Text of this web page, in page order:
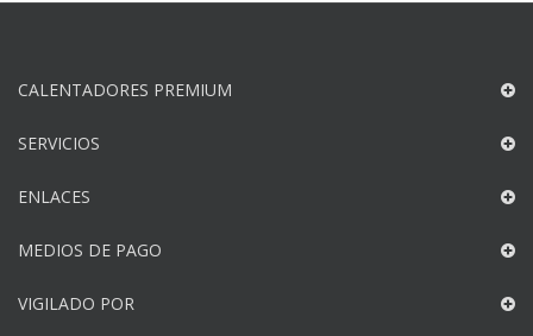
CALENTADORES PREMIUM
SERVICIOS
ENLACES
MEDIOS DE PAGO
VIGILADO POR